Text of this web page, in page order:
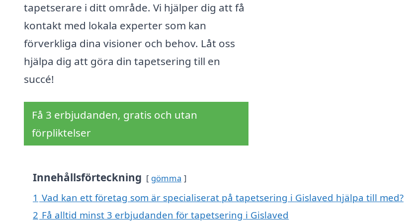
tapetserare i ditt område. Vi hjälper dig att få
kontakt med lokala experter som kan
förverkliga dina visioner och behov. Låt oss
hjälpa dig att göra din tapetsering till en
succé!
Få 3 erbjudanden, gratis och utan
förpliktelser
Innehållsförteckning gömma
1 Vad kan ett företag som är specialiserat på tapetsering i Gislaved hjälpa till med?
2 Få alltid minst 3 erbjudanden för tapetsering i Gislaved